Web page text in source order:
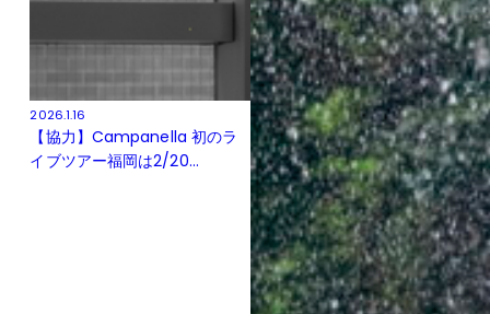
2026.1.16
【協力】Campanella 初のラ
イブツアー福岡は2/20...